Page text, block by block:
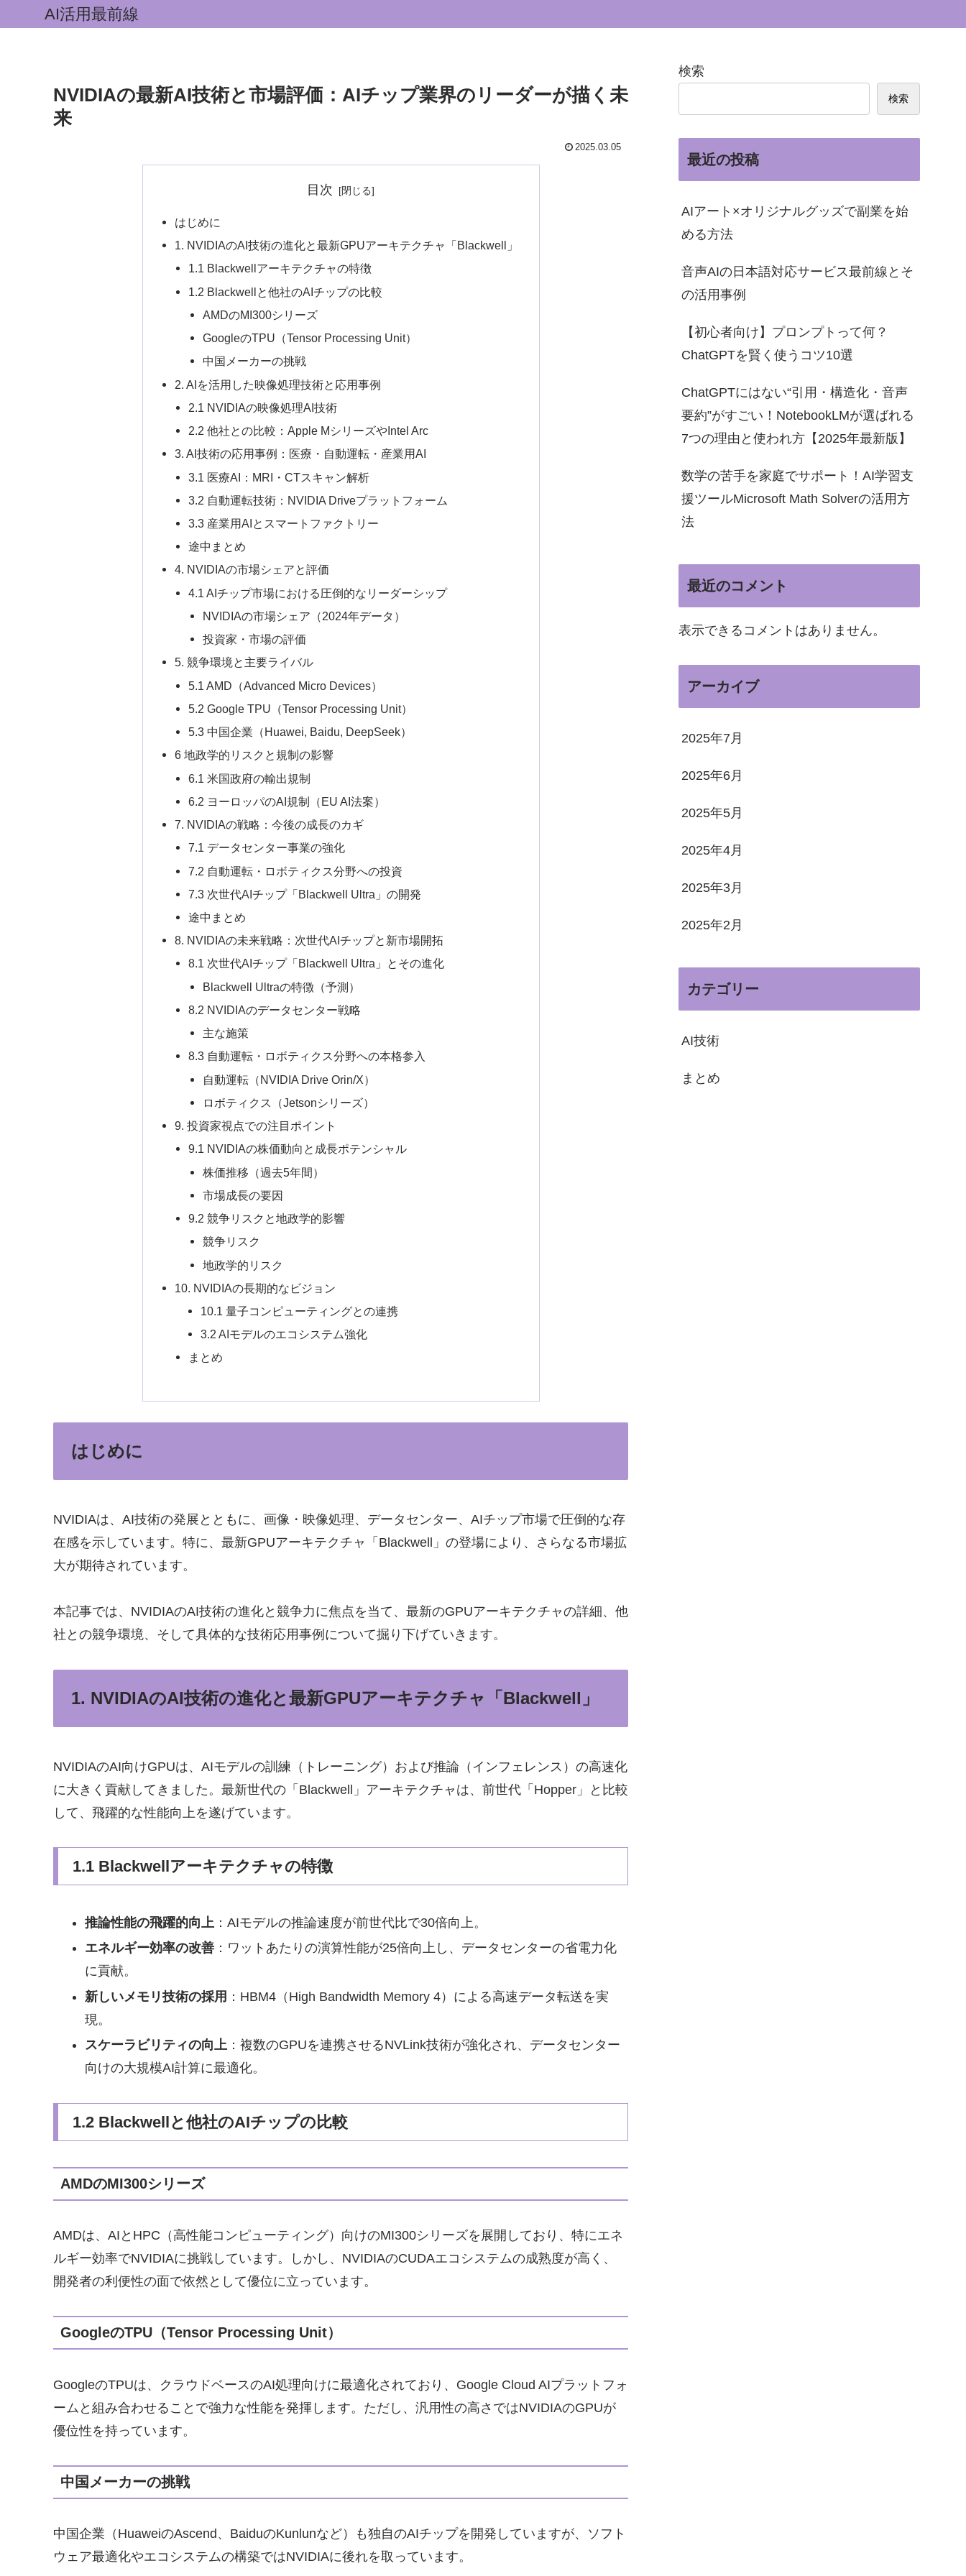
AI活用最前線
NVIDIAの最新AI技術と市場評価：AIチップ業界のリーダーが描く未
来
2025.03.05
目次
はじめに
1. NVIDIAのAI技術の進化と最新GPUアーキテクチャ「Blackwell」
1.1 Blackwellアーキテクチャの特徴
1.2 Blackwellと他社のAIチップの比較
AMDのMI300シリーズ
GoogleのTPU（Tensor Processing Unit）
中国メーカーの挑戦
2. AIを活用した映像処理技術と応用事例
2.1 NVIDIAの映像処理AI技術
2.2 他社との比較：Apple MシリーズやIntel Arc
3. AI技術の応用事例：医療・自動運転・産業用AI
3.1 医療AI：MRI・CTスキャン解析
3.2 自動運転技術：NVIDIA Driveプラットフォーム
3.3 産業用AIとスマートファクトリー
途中まとめ
4. NVIDIAの市場シェアと評価
4.1 AIチップ市場における圧倒的なリーダーシップ
NVIDIAの市場シェア（2024年データ）
投資家・市場の評価
5. 競争環境と主要ライバル
5.1 AMD（Advanced Micro Devices）
5.2 Google TPU（Tensor Processing Unit）
5.3 中国企業（Huawei, Baidu, DeepSeek）
6 地政学的リスクと規制の影響
6.1 米国政府の輸出規制
6.2 ヨーロッパのAI規制（EU AI法案）
7. NVIDIAの戦略：今後の成長のカギ
7.1 データセンター事業の強化
7.2 自動運転・ロボティクス分野への投資
7.3 次世代AIチップ「Blackwell Ultra」の開発
途中まとめ
8. NVIDIAの未来戦略：次世代AIチップと新市場開拓
8.1 次世代AIチップ「Blackwell Ultra」とその進化
Blackwell Ultraの特徴（予測）
8.2 NVIDIAのデータセンター戦略
主な施策
8.3 自動運転・ロボティクス分野への本格参入
自動運転（NVIDIA Drive Orin/X）
ロボティクス（Jetsonシリーズ）
9. 投資家視点での注目ポイント
9.1 NVIDIAの株価動向と成長ポテンシャル
株価推移（過去5年間）
市場成長の要因
9.2 競争リスクと地政学的影響
競争リスク
地政学的リスク
10. NVIDIAの長期的なビジョン
10.1 量子コンピューティングとの連携
3.2 AIモデルのエコシステム強化
まとめ
はじめに
NVIDIAは、AI技術の発展とともに、画像・映像処理、データセンター、AIチップ市場で圧倒的な存
在感を示しています。特に、最新GPUアーキテクチャ「Blackwell」の登場により、さらなる市場拡
大が期待されています。
本記事では、NVIDIAのAI技術の進化と競争力に焦点を当て、最新のGPUアーキテクチャの詳細、他
社との競争環境、そして具体的な技術応用事例について掘り下げていきます。
1. NVIDIAのAI技術の進化と最新GPUアーキテクチャ「Blackwell」
NVIDIAのAI向けGPUは、AIモデルの訓練（トレーニング）および推論（インフェレンス）の高速化
に大きく貢献してきました。最新世代の「Blackwell」アーキテクチャは、前世代「Hopper」と比較
して、飛躍的な性能向上を遂げています。
1.1 Blackwellアーキテクチャの特徴
推論性能の飛躍的向上 ：AIモデルの推論速度が前世代比で30倍向上。
エネルギー効率の改善：ワットあたりの演算性能が25倍向上し、データセンターの省電力化
に貢献。
新しいメモリ技術の採用 ：HBM4（High Bandwidth Memory 4）による高速データ転送を実
現。
スケーラビリティの向上：複数のGPUを連携させるNVLink技術が強化され、データセンター
向けの大規模AI計算に最適化。
1.2 Blackwellと他社のAIチップの比較
AMDのMI300シリーズ
AMDは、AIとHPC（高性能コンピューティング）向けのMI300シリーズを展開しており、特にエネ
ルギー効率でNVIDIAに挑戦しています。しかし、NVIDIAのCUDAエコシステムの成熟度が高く、
開発者の利便性の面で依然として優位に立っています。
GoogleのTPU（Tensor Processing Unit）
GoogleのTPUは、クラウドベースのAI処理向けに最適化されており、Google Cloud AIプラットフォ
ームと組み合わせることで強力な性能を発揮します。ただし、汎用性の高さではNVIDIAのGPUが
優位性を持っています。
中国メーカーの挑戦
中国企業（HuaweiのAscend、BaiduのKunlunなど）も独自のAIチップを開発していますが、ソフト
ウェア最適化やエコシステムの構築ではNVIDIAに後れを取っています。
検索
検索
最近の投稿
AIアート×オリジナルグッズで副業を始
める方法
音声AIの日本語対応サービス最前線とそ
の活用事例
【初心者向け】プロンプトって何？
ChatGPTを賢く使うコツ10選
ChatGPTにはない“引用・構造化・音声
要約”がすごい！NotebookLMが選ばれる
7つの理由と使われ方【2025年最新版】
数学の苦手を家庭でサポート！AI学習支
援ツールMicrosoft Math Solverの活用方
法
最近のコメント
表示できるコメントはありません。
アーカイブ
2025年7月
2025年6月
2025年5月
2025年4月
2025年3月
2025年2月
カテゴリー
AI技術
まとめ